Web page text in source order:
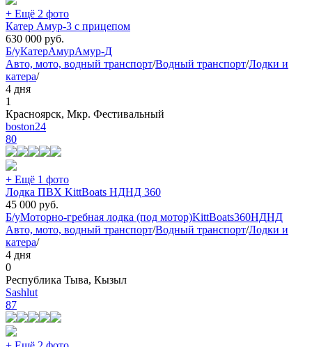
+ Ещё 2 фото
Катер Амур-3 с прицепом
630 000 руб.
Б/уКатерАмурАмур-Д
Авто, мото, водный транспорт/Водный транспорт/Лодки и
катера/
4 дня
1
Красноярск, Мкр. Фестивальный
boston24
80
+ Ещё 1 фото
Лодка ПВХ KittBoats НДНД 360
45 000 руб.
Б/уМоторно-гребная лодка (под мотор)KittBoats360НДНД
Авто, мото, водный транспорт/Водный транспорт/Лодки и
катера/
4 дня
0
Республика Тыва, Кызыл
Sashlut
87